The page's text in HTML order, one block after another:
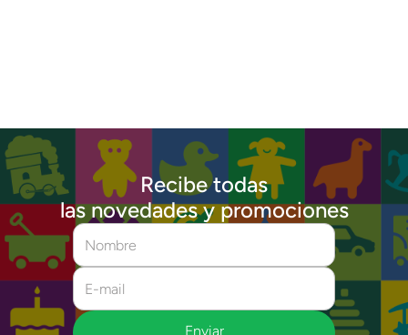
Recibe todas
las novedades y promociones
Enviar